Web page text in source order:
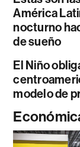
América
nocturno
de sueño
El Niño
modelo de